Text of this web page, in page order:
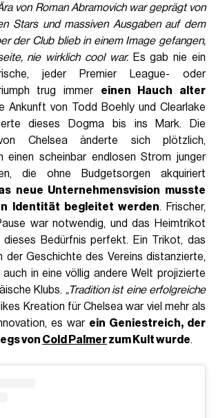
von Roman Abramovich war geprägt von
Stars und massiven Ausgaben auf dem
der Club blieb in einem Image gefangen,
nie wirklich cool war.Es gab nie ein
jeder Premier League- oder
trug immer einen Hauch alter
Ankunft von Todd Boehly und Clearlake
dieses Dogma bis ins Mark. Die
von Chelsea änderte sich plötzlich,
einen scheinbar endlosen Strom junger
die ohne Budgetsorgen akquiriert
neue Unternehmensvision musste
Identität begleitet werden. Frischer,
war notwendig, und das Heimtrikot
Bedürfnis perfekt. Ein Trikot, das
der Geschichte des Vereins distanzierte,
auch in eine völlig andere Welt projizierte
Klubs. „Tradition ist eine erfolgreiche
Kreation für Chelsea war viel mehr als
es war ein Geniestreich, der
von Cold Palmerzum Kult wurde.